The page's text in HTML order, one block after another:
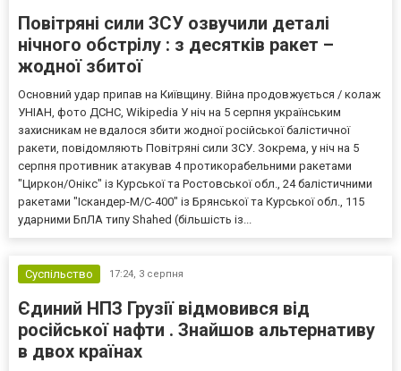
Повітряні сили ЗСУ озвучили деталі
нічного обстрілу : з десятків ракет –
жодної збитої
Основний удар припав на Київщину. Війна продовжується / колаж
УНІАН, фото ДСНС, Wikipedia У ніч на 5 серпня українським
захисникам не вдалося збити жодної російської балістичної
ракети, повідомляють Повітряні сили ЗСУ. Зокрема, у ніч на 5
серпня противник атакував 4 протикорабельними ракетами
"Циркон/Онікс" із Курської та Ростовської обл., 24 балістичними
ракетами "Іскандер-М/С-400" із Брянської та Курської обл., 115
ударними БпЛА типу Shahed (більшість із...
Суспільство 17:24, 3 серпня
Єдиний НПЗ Грузії відмовився від
російської нафти . Знайшов альтернативу
в двох країнах